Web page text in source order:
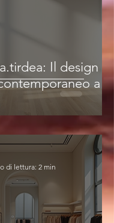
Il design
a
di lettura: 2 min